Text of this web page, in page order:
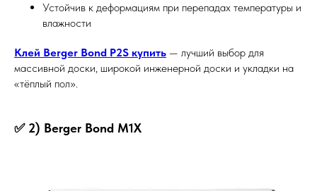
Устойчив к деформациям при перепадах температуры и
влажности
Клей Berger Bond P2S купить — лучший выбор для
массивной доски, широкой инженерной доски и укладки на
«тёплый пол».
✅ 2) Berger Bond M1X